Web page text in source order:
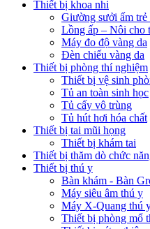
Thiết bị khoa nhi
Giường sưởi ấm trẻ
Lồng ấp – Nôi cho
Máy đo độ vàng da
Đèn chiếu vàng da
Thiết bị phòng thí nghiệm
Thiết bị vệ sinh
Tủ an toàn sinh học
Tủ cấy vô trùng
Tủ hút hơi hóa chất
Thiết bị tai mũi họng
Thiết bị khám tai
Thiết bị thăm dò chức
Thiết bị thú y
Bàn khám - Bàn
Máy siêu âm thú y
Máy X-Quang thú
Thiết bị phòng mổ